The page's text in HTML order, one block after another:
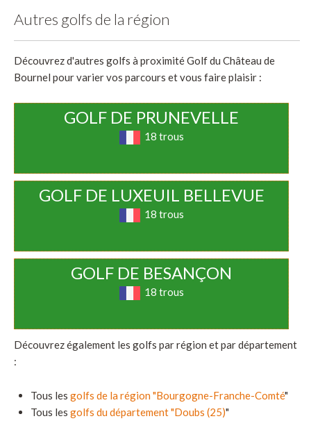
Autres golfs de la région
Découvrez d'autres golfs à proximité Golf du Château de
Bournel pour varier vos parcours et vous faire plaisir :
GOLF DE PRUNEVELLE
18 trous
GOLF DE LUXEUIL BELLEVUE
18 trous
GOLF DE BESANÇON
18 trous
Découvrez également les golfs par région et par département
:
Tous les golfs de la région "Bourgogne-Franche-Comté"
Tous les golfs du département "Doubs (25)"